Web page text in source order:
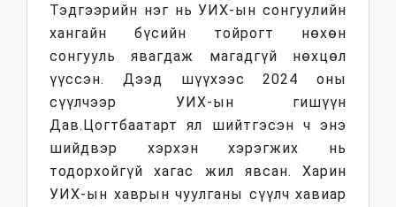
Тэдгээрийн нэг нь УИХ-ын сонгуулийн
хангайн бүсийн тойрогт нөхөн
сонгууль явагдаж магадгүй нөхцөл
үүссэн. Дээд шүүхээс 2024 оны
сүүлчээр УИХ-ын гишүүн
Дав.Цогтбаатарт ял шийтгэсэн ч энэ
шийдвэр хэрхэн хэрэгжих нь
тодорхойгүй хагас жил явсан. Харин
УИХ-ын хаврын чуулганы сүүлч хавиар